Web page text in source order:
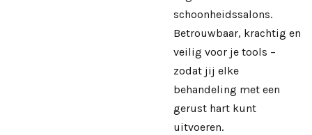
schoonheidssalons.
Betrouwbaar, krachtig en
veilig voor je tools –
zodat jij elke
behandeling met een
gerust hart kunt
uitvoeren.